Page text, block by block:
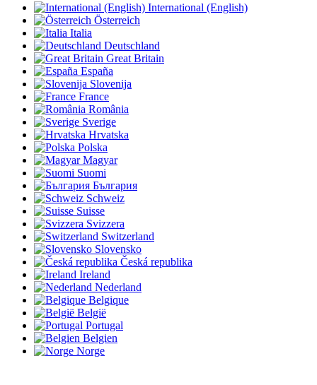
International (English)
Österreich
Italia
Deutschland
Great Britain
España
Slovenija
France
România
Sverige
Hrvatska
Polska
Magyar
Suomi
България
Schweiz
Suisse
Svizzera
Switzerland
Slovensko
Česká republika
Ireland
Nederland
Belgique
België
Portugal
Belgien
Norge